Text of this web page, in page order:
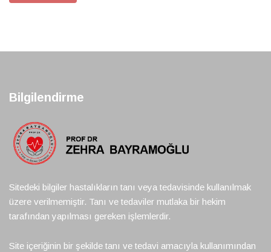
Bilgilendirme
Sitedeki bilgiler hastalıkların tanı veya tedavisinde kullanılmak
üzere verilmemiştir. Tanı ve tedaviler mutlaka bir hekim
tarafından yapılması gereken işlemlerdir.
Site içeriğinin bir şekilde tanı ve tedavi amacıyla kullanımından